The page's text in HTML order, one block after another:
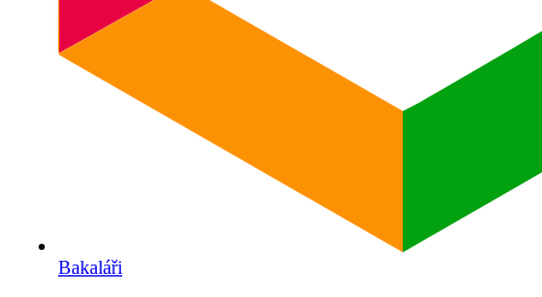
Bakaláři